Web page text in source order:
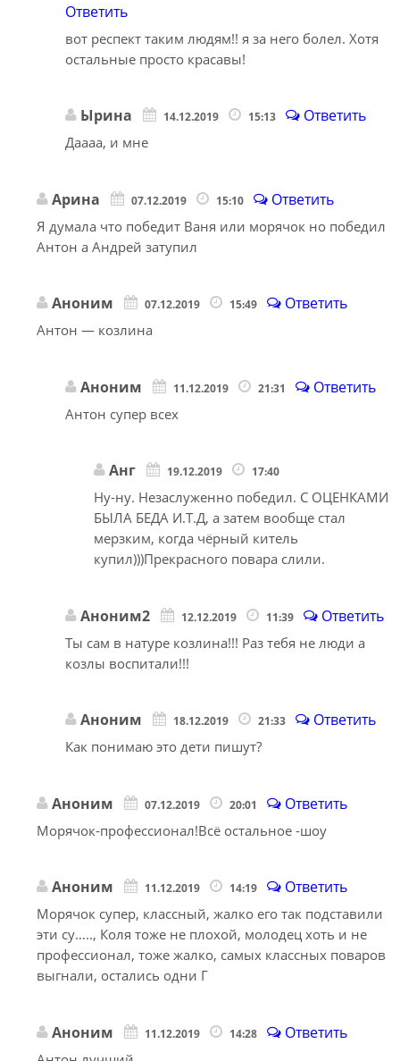
Ответить
вот респект таким людям!! я за него болел. Хотя
остальные просто красавы!
Ырина 14.12.2019 15:13 Ответить
Даааа, и мне
Арина 07.12.2019 15:10 Ответить
Я думала что победит Ваня или морячок но победил
Антон а Андрей затупил
Аноним 07.12.2019 15:49 Ответить
Антон — козлина
Аноним 11.12.2019 21:31 Ответить
Антон супер всех
Анг 19.12.2019 17:40
Ну-ну. Незаслуженно победил. С ОЦЕНКАМИ
БЫЛА БЕДА И.Т.Д, а затем вообще стал
мерзким, когда чёрный китель
купил)))Прекрасного повара слили.
Аноним2 12.12.2019 11:39 Ответить
Ты сам в натуре козлина!!! Раз тебя не люди а
козлы воспитали!!!
Аноним 18.12.2019 21:33 Ответить
Как понимаю это дети пишут?
Аноним 07.12.2019 20:01 Ответить
Морячок-профессионал!Всё остальное -шоу
Аноним 11.12.2019 14:19 Ответить
Морячок супер, классный, жалко его так подставили
эти су….., Коля тоже не плохой, молодец хоть и не
профессионал, тоже жалко, самых классных поваров
выгнали, остались одни Г
Аноним 11.12.2019 14:28 Ответить